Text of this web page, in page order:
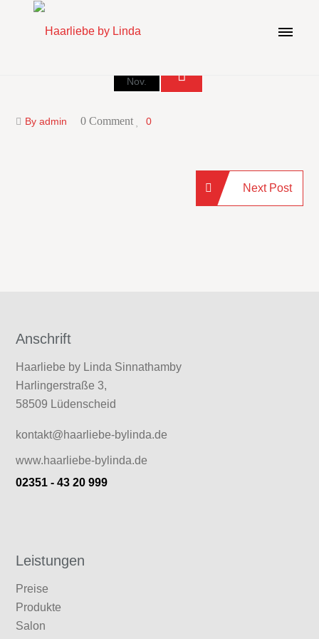
Nov.
By admin 0 Comment 0
Next Post
Anschrift
Haarliebe by Linda Sinnathamby
Harlingerstraße 3,
58509 Lüdenscheid
kontakt@haarliebe-bylinda.de
www.haarliebe-bylinda.de
02351 - 43 20 999
Leistungen
Preise
Produkte
Salon